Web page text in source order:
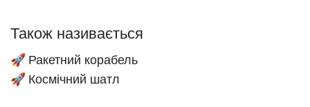
Також називається
🚀 Ракетний корабель
🚀 Космічний шатл